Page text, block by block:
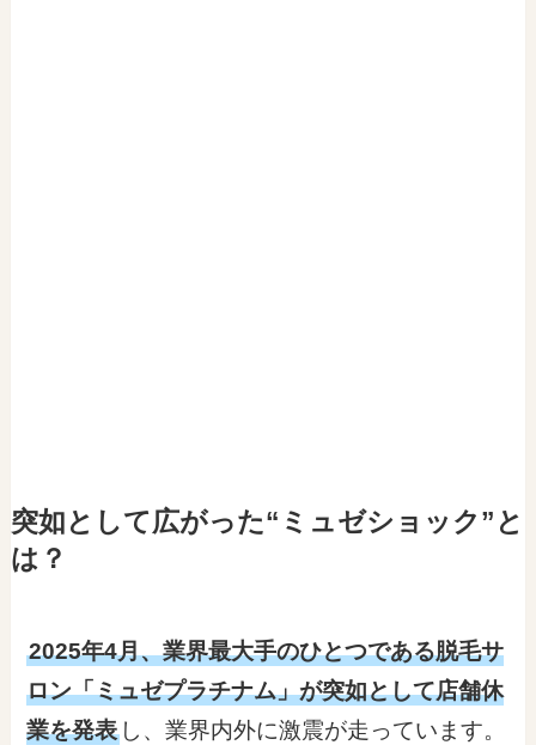
突如として広がった“ミュゼショック”と
は？
2025年4月、業界最大手のひとつである脱毛サ
ロン「ミュゼプラチナム」が突如として店舗休
業を発表 し、業界内外に激震が走っています。